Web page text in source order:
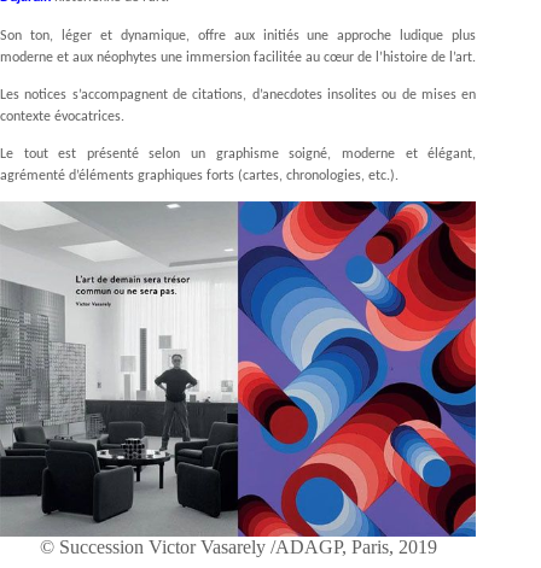
Son ton, léger et dynamique, offre aux initiés une approche ludique plus
moderne et aux néophytes une immersion facilitée au cœur de l’histoire de l’art.
Les notices s’accompagnent de citations, d’anecdotes insolites ou de mises en
contexte évocatrices.
Le tout est présenté selon un graphisme soigné, moderne et élégant,
agrémenté d’éléments graphiques forts (cartes, chronologies, etc.).
© Succession Victor Vasarely /ADAGP, Paris, 2019